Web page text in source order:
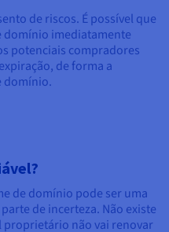
de riscos. É possível que
imediatamente
potenciais compradores
de forma a
domínio.
de domínio pode ser uma
de incerteza. Não existe
proprietário não vai renovar